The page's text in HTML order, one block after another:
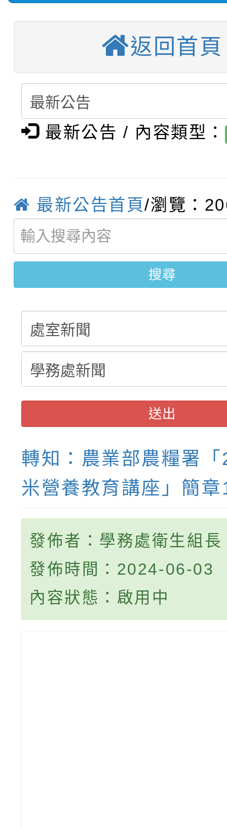
結果(第11招)
學年度第1學期第9次代
結果(第3招)
【甄選結果(第4招)】
學年度第1學期第9次
結果(第4招)
【甄選結果(第12招)】
學年度第1學期第7次代
結果(第12招)
轉知：桃園市115學年
賽及師生本土語及新住
賽實施要點
轉知：「桃園市115學
比賽實施要點」
轉知：「115年金融知
畫影片一案
劇比賽實施要點」及修
表
轉知：桃園市115年度
敬師藝文競賽』實施計
【甄選結果(第11招)】
學年度第1學期第7次
【甄選結果(第3招)】
結果(第3招)
返回首頁
最新公告 / 內容類型：
最新公告首頁/瀏覽：
搜尋
送出
轉知：農業部農糧署
米營養教育講座」簡章
發佈者：學務處衛生組長
發佈時間：2024-06-03
內容狀態：啟用中